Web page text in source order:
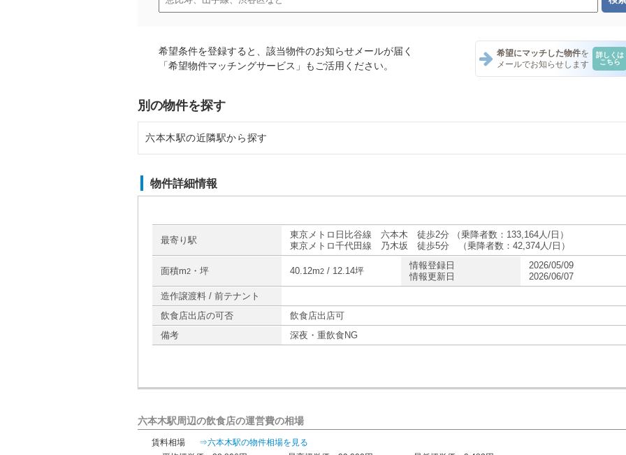
希望条件を登録すると、該当物件のお知らせメールが届く
「希望物件マッチングサービス」もご活用ください。
希望にマッチした物件を
メールでお知らせします
詳しくは
こちら
別の物件を探す
六本木駅の近隣駅から探す
麻布十番駅の店舗物件・貸店舗・テナント一覧
青山一丁目駅の店舗物件・貸店舗・テナント一覧
物件詳細情報
最寄り駅
東京メトロ日比谷線 六本木 徒歩2分 （乗降者数：133,164人/日）
東京メトロ千代田線 乃木坂 徒歩5分 （乗降者数：42,374人/日）
面積m2 ・坪 40.12m2 / 12.14坪
情報登録日
情報更新日
2026/05/09
2026/06/07
造作譲渡料 / 前テナント
飲食店出店の可否
飲食店出店可
備考
深夜・重飲食NG
六本木駅周辺の飲食店の運営費の相場
賃料相場
⇒六本木駅の物件相場を見る